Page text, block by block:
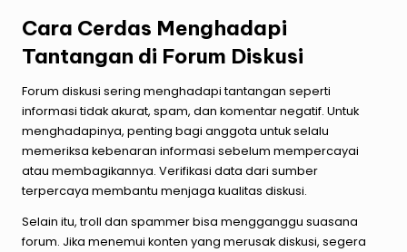
Cara Cerdas Menghadapi
Tantangan di Forum Diskusi
Forum diskusi sering menghadapi tantangan seperti
informasi tidak akurat, spam, dan komentar negatif. Untuk
menghadapinya, penting bagi anggota untuk selalu
memeriksa kebenaran informasi sebelum mempercayai
atau membagikannya. Verifikasi data dari sumber
terpercaya membantu menjaga kualitas diskusi.
Selain itu, troll dan spammer bisa mengganggu suasana
forum. Jika menemui konten yang merusak diskusi, segera